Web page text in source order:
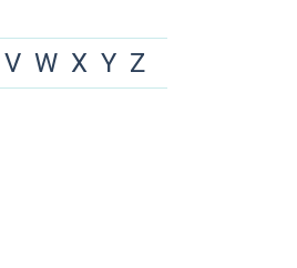
V W X Y Z